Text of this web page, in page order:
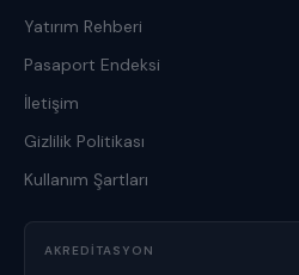
Yatırım Rehberi
Pasaport Endeksi
İletişim
Gizlilik Politikası
Kullanım Şartları
AKREDITASYON